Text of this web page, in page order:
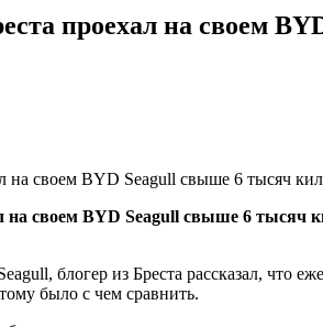
проехал на своем
своем BYD Seagull свыше 6 тысяч
блогер из Бреста рассказал, что
было с чем сравнить.